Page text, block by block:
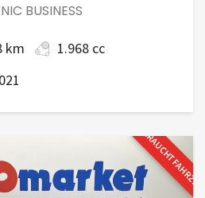
BUSINESS
km
1.968 cc